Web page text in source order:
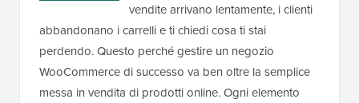
vendite arrivano lentamente, i clienti
abbandonano i carrelli e ti chiedi cosa ti stai
perdendo. Questo perché gestire un negozio
WooCommerce di successo va ben oltre la semplice
messa in vendita di prodotti online. Ogni elemento